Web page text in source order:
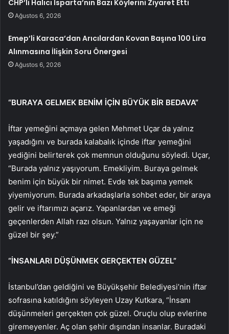
CHP’li Halıcı Isparta’nın Bazı Köylerini Ziyaret Etti
Ağustos 6, 2026
Emep’li Karaca’dan Arıcılardan Kovan Başına 100 Lira
Alınmasına İlişkin Soru Önergesi
Ağustos 6, 2026
“BURAYA GELMEK BENİM İÇİN BÜYÜK BİR BEDAVA”
İftar yemeğini açmaya gelen Mehmet Uçar da yalnız
yaşadığını ve burada kalabalık içinde iftar yemeğini
yediğini belirterek çok memnun olduğunu söyledi. Uçar,
“Burada yalnız yaşıyorum. Emekliyim. Buraya gelmek
benim için büyük bir nimet. Evde tek başıma yemek
yiyemiyorum. Burada arkadaşlarla sohbet eder, bir araya
gelir ve iftarımızı açarız. Yapanlardan ve emeği
geçenlerden Allah razı olsun. Yalnız yaşayanlar için ne
güzel bir şey.”
“İNSANLARI DÜŞÜNMEK GERÇEKTEN GÜZEL”
İstanbul’dan geldiğini ve Büyükşehir Belediyesi’nin iftar
sofrasına katıldığını söyleyen Uzay Kutkara, “İnsanı
düşünmeleri gerçekten çok güzel. Oruçlu olup evlerine
giremeyenler. Aç olan şehir dışından insanlar. Buradaki